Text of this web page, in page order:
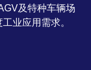
及特种车辆场
业应用需求。